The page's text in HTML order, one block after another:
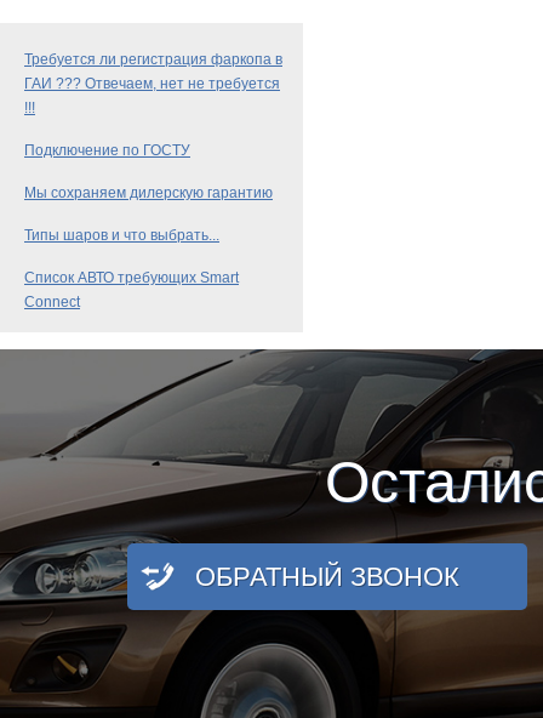
Требуется ли регистрация фаркопа в
ГАИ ??? Отвечаем, нет не требуется
!!!
Подключение по ГОСТУ
Мы сохраняем дилерскую гарантию
Типы шаров и что выбрать...
Список АВТО требующих Smart
Connect
ОБРАТНЫЙ ЗВОНОК